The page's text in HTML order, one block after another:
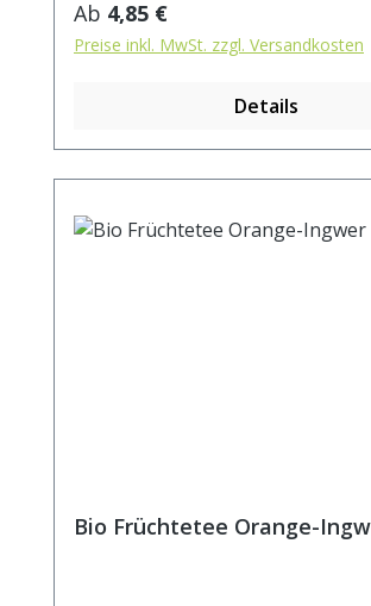
(Apfelpüree-Konzentrat*,
Maracujakonzentrat*,
*aus kontrolliert biologischem
Zubereitung: ca. 20g Tee mit 1 l.
Regulärer Preis:
Ab 4,85 €
Preise inkl. MwSt. zzgl. Versandkosten
Details
Bio Früchtetee Orange-